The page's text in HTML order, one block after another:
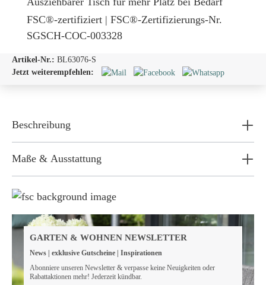
FSC®-zertifiziert | FSC®-Zertifizierungs-Nr.
SGSCH-COC-003328
Artikel-Nr.: BL63076-S
Jetzt weiterempfehlen:
Beschreibung
Maße & Ausstattung
Wir sind FSC® zertifiziert
leisten müssen, um unsere natürlichen Ressourcen zu
bewahren.
GARTEN & WOHNEN NEWSLETTER
News | exklusive Gutscheine | Inspirationen
Abonniere unseren Newsletter & verpasse keine Neuigkeiten oder
Rabattaktionen mehr! Jederzeit kündbar.